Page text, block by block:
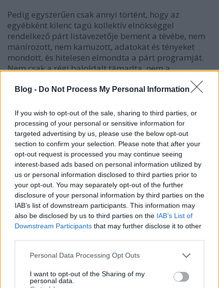
Blog - Do Not Process My Personal Information
If you wish to opt-out of the sale, sharing to third parties, or
processing of your personal or sensitive information for
targeted advertising by us, please use the below opt-out
section to confirm your selection. Please note that after your
opt-out request is processed you may continue seeing
interest-based ads based on personal information utilized by
us or personal information disclosed to third parties prior to
your opt-out. You may separately opt-out of the further
disclosure of your personal information by third parties on the
IAB’s list of downstream participants. This information may
also be disclosed by us to third parties on the IAB’s List of
Downstream Participants that may further disclose it to other
Please note that this website/app uses one or more Google
not limited to your visit or usage behaviour. You may click to
grant or deny consent to Google and its third-party tags to
Personal Data Processing Opt Outs
I want to opt-out of the Sharing of my
personal data.
Pedig egyszerűen csak annyi történt, hogy az
egyébként kilenc tagú kollektív elnökséggel
rendelkező párt listavezetője bement a tévébe, nem
manírozott, nem kamuzott, adatokat és tényeket
mondott, és hitelesen elmondta a párt programját.
Nem csak a régi baloldalt támadta, nem a
kormánypártot vagy a szélsőjobboldalt, hanem arra
koncentrált, amiről a pártja szól. A legtöbb elemző
és hitelesen beszélt azokról a problémákról, amik az
embereket érdeklik, óriási volt a kontraszt közte és a
többi politikus között.
De mit akar a Razem?
Az elmúlt hetekben Lengyelországot is a
menekülttéma uralta, és a Razemnek ebben is a
többi párttól eltérő álláspontja van. Zandberg arról
beszélt a vitában, hogy a politikusok nem
embereknek, hanem politikai eszköznek tekintik a
menekülteket, hazugságokat állítanak róluk, és
rémhíreket terjesztenek, hogy ezzel szerezzenek
Lengyelországnak képesnek kell lennie befogadnia a
menekülteket. A Razem szerint, aki kihasználja a
menekültek tragédiáját, maga is bűnös ezeknek az